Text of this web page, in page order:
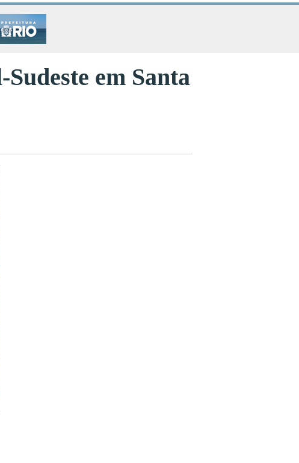
em Santa